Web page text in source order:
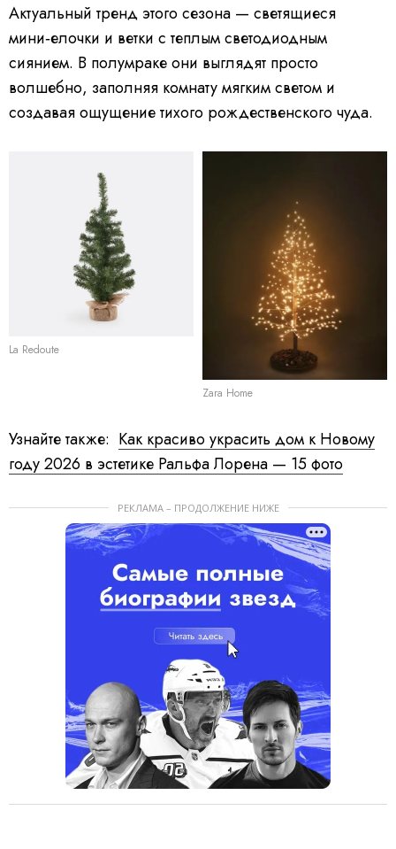
Актуальный тренд этого сезона — светящиеся
мини‑елочки и ветки с теплым светодиодным
сиянием. В полумраке они выглядят просто
волшебно, заполняя комнату мягким светом и
создавая ощущение тихого рождественского чуда.
La Redoute
Zara Home
Узнайте также: Как красиво украсить дом к Новому
году 2026 в эстетике Ральфа Лорена — 15 фото
РЕКЛАМА – ПРОДОЛЖЕНИЕ НИЖЕ